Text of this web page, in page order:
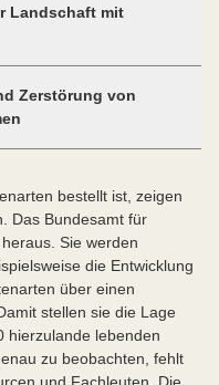
ausgesetzt.
lösliche Schadstoffe
verbreitet und
Ausbringungsort
werden von
Insekten verursachen
in der Landwirtschaft
und reduzieren
das Immunsystem,
des tödlichen
die
die Lebenszeit.
bis zu 7.000-fach
abbaubar. In
Wirksamkeit über
der
Imidacloprid und
weit in Teilbereichen,
Landschaft mit
Stickstoff aus dem
und
belastet. So landen
pro Jahr rund 60
Gärreste aus
ändert sich das
Arten
Viele
Zerstörung von
immer mehr
Flächen unter
gibt es kaum noch Platz
Natur. Hecken,
Ufervegetation
Gleichzeitig
Neuanlage von
bestellt ist, zeigen
Das Bundesamt für
Sie werden
die Entwicklung
über einen
stellen sie die Lage
hierzulande lebenden
zu beobachten, fehlt
und Fachleuten. Die